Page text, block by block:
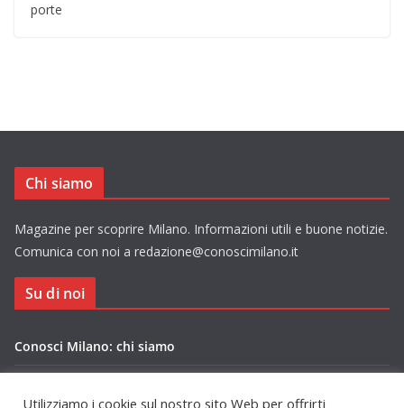
porte
Chi siamo
Magazine per scoprire Milano. Informazioni utili e buone notizie.
Comunica con noi a redazione@conoscimilano.it
Su di noi
Conosci Milano: chi siamo
Utilizziamo i cookie sul nostro sito Web per offrirti